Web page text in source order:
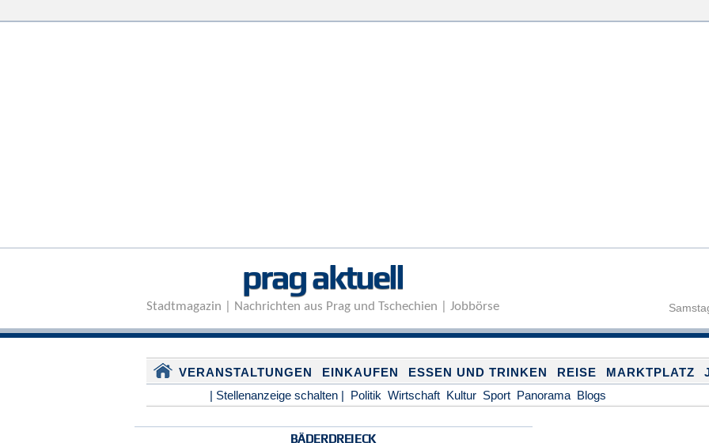
prag aktuell
Stadtmagazin | Nachrichten aus Prag und Tschechien | Jobbörse
VERANSTALTUNGEN EINKAUFEN ESSEN UND TRINKEN REISE MARKTPLATZ
| Stellenanzeige schalten | Politik Wirtschaft Kultur Sport Panorama Blogs
BÄDERDREIECK